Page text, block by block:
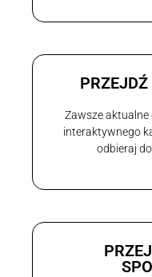
Zawsze aktualne
interaktywnego
odbieraj